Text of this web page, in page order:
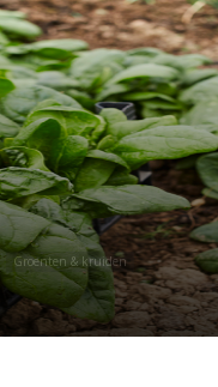
Groenten & kruiden